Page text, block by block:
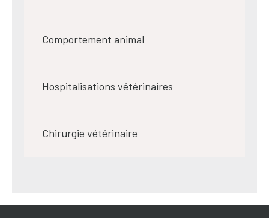
Comportement animal
Hospitalisations vétérinaires
Chirurgie vétérinaire